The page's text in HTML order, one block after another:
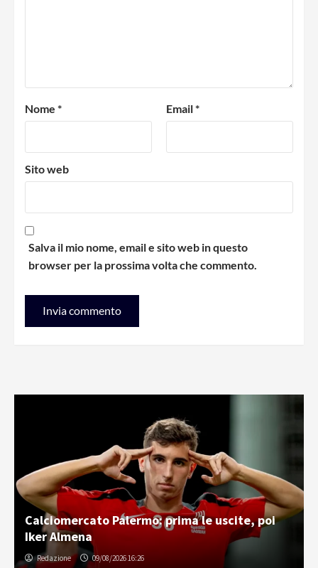
Nome * Email*
Sito web
Salva il mio nome, email e sito web in questo
browser per la prossima volta che commento.
Calciomercato Palermo: prima le uscite, poi
Iker Almena
Redazione 09/08/2026 16:26